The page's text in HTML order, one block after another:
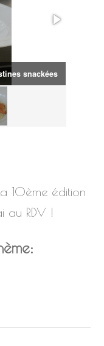
snackées
10ème édition
au RDV !